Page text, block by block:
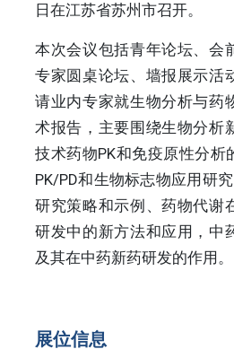
日在江苏省苏州市召开。
本次会议包括青年论坛、会
专家圆桌论坛、墙报展示活
请业内专家就生物分析与药
术报告，主要围绕生物分析
技术药物PK和免疫原性分析
PK/PD和生物标志物应用研
研究策略和示例、药物代谢
研发中的新方法和应用，中
及其在中药新药研发的作用。
展位信息